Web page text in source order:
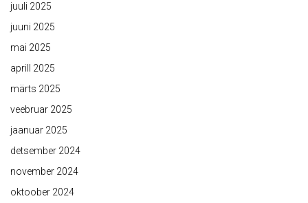
juuli 2025
juuni 2025
mai 2025
aprill 2025
märts 2025
veebruar 2025
jaanuar 2025
detsember 2024
november 2024
oktoober 2024